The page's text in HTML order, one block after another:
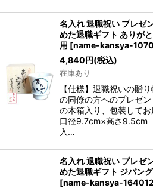
名入れ 退職祝い プレゼ
めた退職ギフト ありが
用 [name-kansya-
4,840円(税込)
在庫あり
【仕様】退職祝いの贈
の同僚の方へのプレゼ
の木箱入り、包装してお
口径9.7cm×高さ9.5cm
入…
名入れ 退職祝い プレゼ
めた退職ギフト ジパン
[name-kansya-164012